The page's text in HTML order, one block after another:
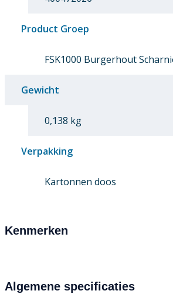
Product Groep
FSK1000 Burgerhout
Gewicht
0,138 kg
Verpakking
Kartonnen doos
Kenmerken
Algemene specificaties